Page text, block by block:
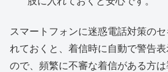
スマートフォンに迷惑電話対策の
れておくと、着信時に自動で警告
ので、頻繁に不審な着信がある方